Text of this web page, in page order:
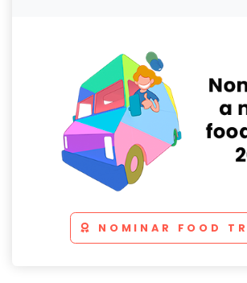
NOMINAR FOOD